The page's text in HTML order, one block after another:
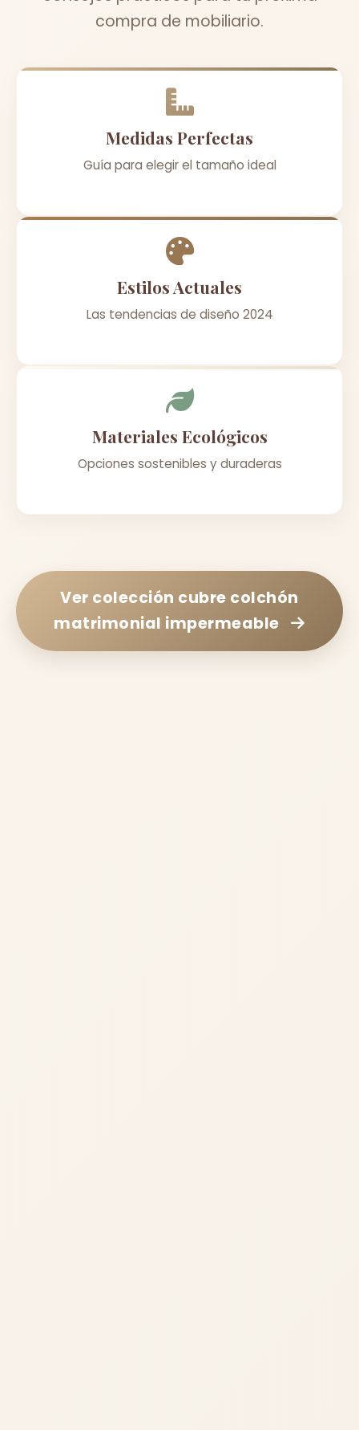
compra de mobiliario.
Medidas Perfectas
Guía para elegir el tamaño ideal
Estilos Actuales
Las tendencias de diseño 2024
Materiales Ecológicos
Opciones sostenibles y duraderas
Ver colección cubre colchón
matrimonial impermeable